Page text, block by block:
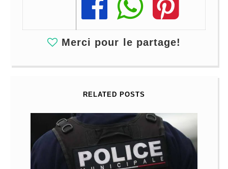
Merci pour le partage!
RELATED POSTS